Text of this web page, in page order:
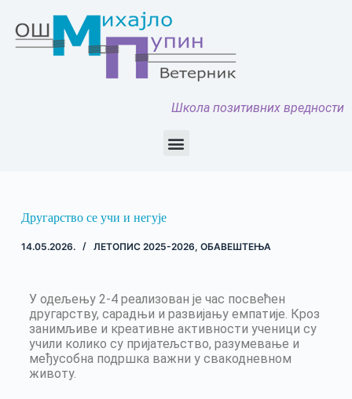
Школа позитивних вредности
Другарство се учи и негује
14.05.2026. ЛЕТОПИС 2025-2026, ОБАВЕШТЕЊА
У одељењу 2-4 реализован је час посвећен
другарству, сарадњи и развијању емпатије. Кроз
занимљиве и креативне активности ученици су
учили колико су пријатељство, разумевање и
међусобна подршка важни у свакодневном
животу.